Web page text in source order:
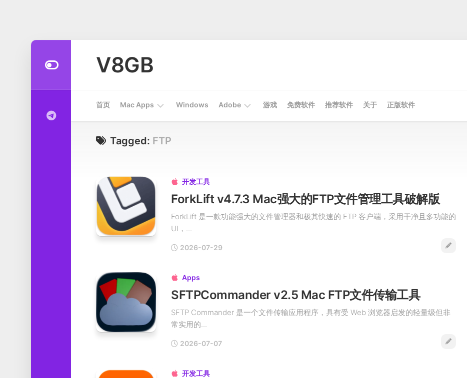
V8GB
首页 Mac Apps
Apps
工
具
系
统
工
具
设
计
软
乐
Windows Adobe 游戏 免费软件 推荐软件 关于 正版软件
Tagged: FTP
 开发工具
ForkLift v4.7.3 Mac强大的FTP文件管理工具破解版
ForkLift 是一款功能强大的文件管理器和极其快速的 FTP 客户端，采用干净且多功能的
UI，...
2026-07-29
 Apps
SFTPCommander v2.5 Mac FTP文件传输工具
SFTP Commander 是一个文件传输应用程序，具有受 Web 浏览器启发的轻量级但非
常实用的...
2026-07-07
 开发工具